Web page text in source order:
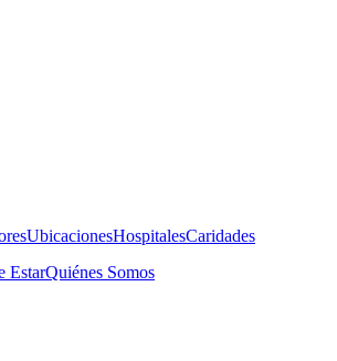
UbicacionesHospitalesCaridades
EstarQuiénes Somos